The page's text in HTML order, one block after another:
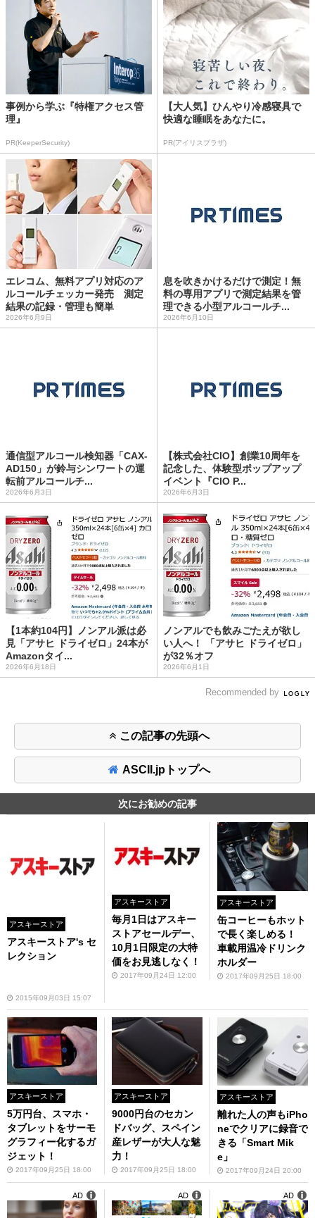
事例から学ぶ『特権アクセス管
理』
PR(KeeperSecurity)
【大人気】ひんやり冷感寝具で
快適な睡眠をあなたに。
PR(アイリスプラザ)
エレコム、無料アプリ対応のア
ルコールチェッカー発売 測定
結果の記録・管理も簡単
2026年6月9日
息を吹きかけるだけで測定！無
料の専用アプリで測定結果を管
理できる小型アルコールチ...
2026年6月10日
通信型アルコール検知器「CAX-
AD150」が鈴与シンワートの運
転前アルコールチ...
2026年6月3日
【株式会社CIO】創業10周年を
記念した、体験型ポップアップ
イベント『CIO P...
2026年6月3日
【1本約104円】ノンアル派は必
見「アサヒ ドライゼロ」24本が
Amazonタイ...
2026年6月18日
ノンアルでも飲みごたえが欲し
い人へ！ 「アサヒ ドライゼロ」
が32％オフ
2026年6月1日
Recommended by
この記事の先頭へ
ASCII.jpトップへ
次にお勧めの記事
アスキーストア
アスキーストア's セ
レクション
2015年09月03日 15:07
アスキーストア
毎月1日はアスキー
ストアセールデー、
10月1日限定の大特
価をお見逃しなく！
2017年09月24日 12:00
アスキーストア
缶コーヒーもホット
で長く楽しめる！
車載用温冷ドリンク
ホルダー
2017年09月25日 18:00
アスキーストア
5万円台、スマホ・
タブレットをサーモ
グラフィー化するガ
ジェット！
2017年09月25日 18:00
アスキーストア
9000円台のセカン
ドバッグ、スペイン
産レザーが大人な魅
力！
2017年09月25日 18:00
アスキーストア
離れた人の声もiPho
neでクリアに録音で
きる「Smart Mik
e」
2017年09月24日 20:00
AD AD AD